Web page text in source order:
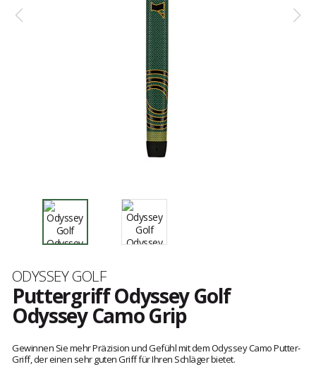
Marke
ODYSSEY GOLF
Puttergriff Odyssey Golf
Odyssey Camo Grip
Gewinnen Sie mehr Präzision und Gefühl mit dem Odyssey Camo Putter-
Griff, der einen sehr guten Griff für Ihren Schläger bietet.